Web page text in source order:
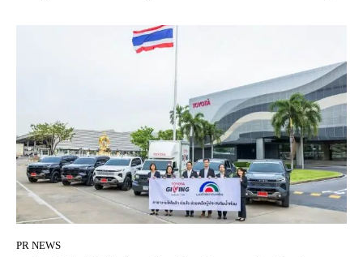
PR NEWS